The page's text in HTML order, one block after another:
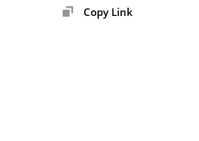
Copy Link